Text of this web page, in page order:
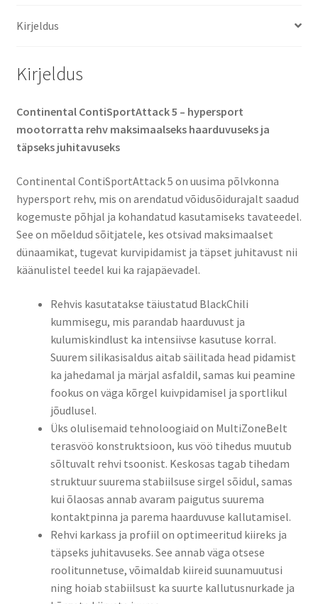
Kirjeldus
Kirjeldus
Continental ContiSportAttack 5 – hypersport
mootorratta rehv maksimaalseks haarduvuseks ja
täpseks juhitavuseks
Continental ContiSportAttack 5 on uusima põlvkonna
hypersport rehv, mis on arendatud võidusõidurajalt saadud
kogemuste põhjal ja kohandatud kasutamiseks tavateedel.
See on mõeldud sõitjatele, kes otsivad maksimaalset
dünaamikat, tugevat kurvipidamist ja täpset juhitavust nii
käänulistel teedel kui ka rajapäevadel.
Rehvis kasutatakse täiustatud BlackChili
kummisegu, mis parandab haarduvust ja
kulumiskindlust ka intensiivse kasutuse korral.
Suurem silikasisaldus aitab säilitada head pidamist
ka jahedamal ja märjal asfaldil, samas kui peamine
fookus on väga kõrgel kuivpidamisel ja sportlikul
jõudlusel.
Üks olulisemaid tehnoloogiaid on MultiZoneBelt
terasvöö konstruktsioon, kus vöö tihedus muutub
sõltuvalt rehvi tsoonist. Keskosas tagab tihedam
struktuur suurema stabiilsuse sirgel sõidul, samas
kui õlaosas annab avaram paigutus suurema
kontaktpinna ja parema haarduvuse kallutamisel.
Rehvi karkass ja profiil on optimeeritud kiireks ja
täpseks juhitavuseks. See annab väga otsese
roolitunnetuse, võimaldab kiireid suunamuutusi
ning hoiab stabiilsust ka suurte kallutusnurkade ja